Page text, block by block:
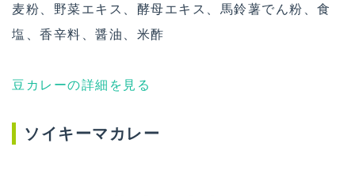
麦粉、野菜エキス、酵母エキス、馬鈴薯でん粉、食
塩、香辛料、醤油、米酢
豆カレーの詳細を見る
ソイキーマカレー